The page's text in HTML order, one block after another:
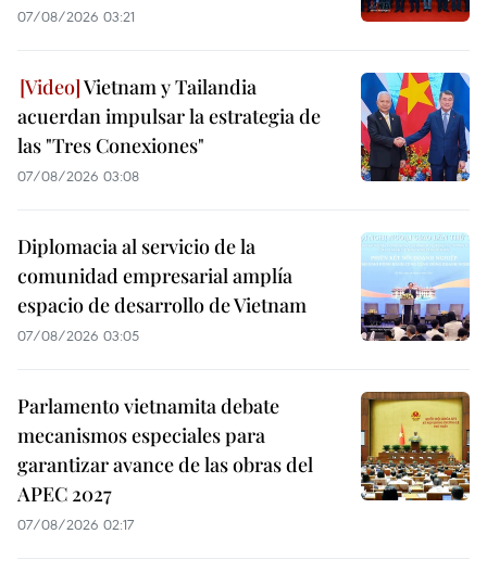
07/08/2026 03:21
Vietnam y Tailandia
acuerdan impulsar la estrategia de
las "Tres Conexiones"
07/08/2026 03:08
Diplomacia al servicio de la
comunidad empresarial amplía
espacio de desarrollo de Vietnam
07/08/2026 03:05
Parlamento vietnamita debate
mecanismos especiales para
garantizar avance de las obras del
APEC 2027
07/08/2026 02:17